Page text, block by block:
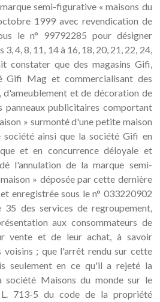
semi-figurative « maisons du
1999 avec revendication de
le n° 99792285 pour désigner
4, 8, 11, 14 à 16, 18, 20, 21, 22, 24,
constater que des magasins Gifi,
Gifi Mag et commercialisant des
et de décoration de
panneaux publicitaires comportant
» surmonté d'une petite maison
société ainsi que la société Gifi en
et en concurrence déloyale et
l'annulation de la marque semi-
» déposée par cette dernière
enregistrée sous le n° 033220902
35 des services de regroupement,
aux consommateurs de
vente et de leur achat, à savoir
voisins ; que l'arrêt rendu sur cette
seulement en ce qu'il a rejeté la
société Maisons du monde sur le
713-5 du code de la propriété